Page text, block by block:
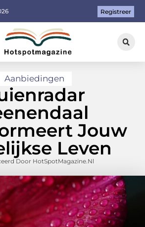
Registreer
Aanbiedingen
Jouw
Leven
Door HotSpotMagazine.nl